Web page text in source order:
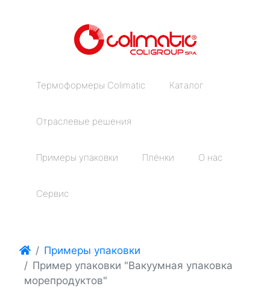
Термоформеры Colimatic Каталог
Отраслевые решения
Примеры упаковки Плёнки О нас
Сервис
Примеры упаковки
Пример упаковки "Вакуумная упаковка
морепродуктов"